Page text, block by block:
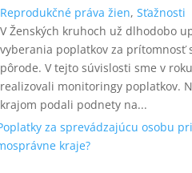
Reprodukčné práva žien, Sťažnosti
V Ženských kruhoch už dlhodobo
vyberania poplatkov za prítomnosť
pôrode. V tejto súvislosti sme v
realizovali monitoringy poplatkov.
krajom podali podnety na...